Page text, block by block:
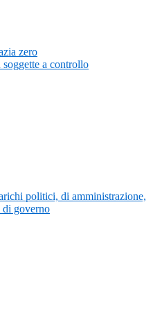
zero
a controllo
politici, di amministrazione,
di governo